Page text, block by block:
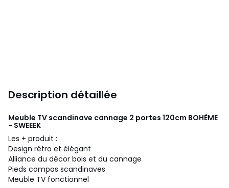
Description détaillée
Meuble TV scandinave cannage 2 portes 120cm BOHÈME
- SWEEEK
Les + produit :
Design rétro et élégant
Alliance du décor bois et du cannage
Pieds compas scandinaves
Meuble TV fonctionnel